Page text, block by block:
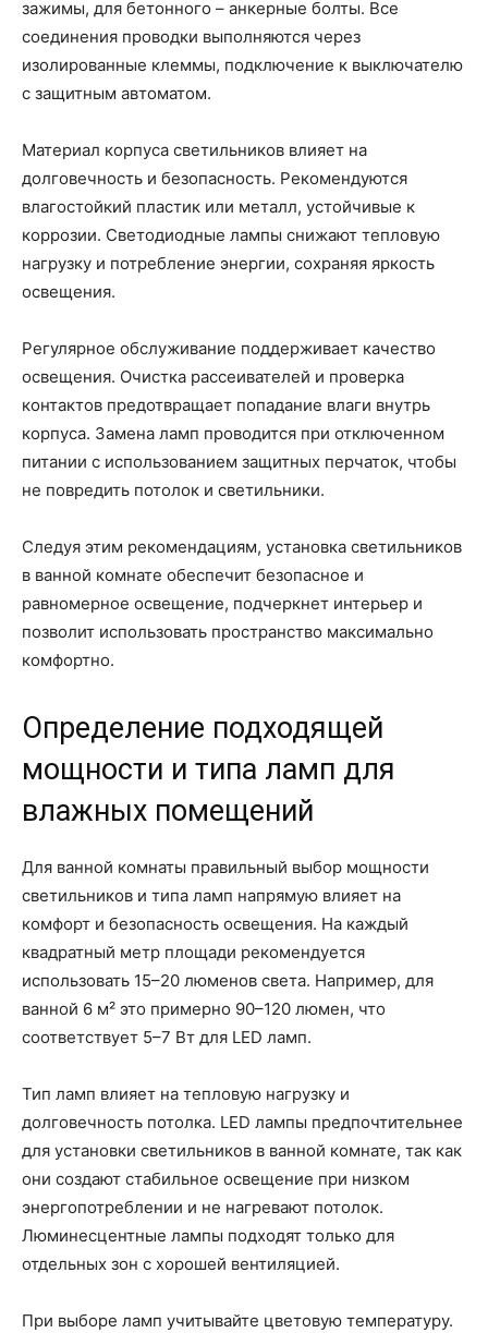
зажимы, для бетонного – анкерные болты. Все
соединения проводки выполняются через
изолированные клеммы, подключение к выключателю
с защитным автоматом.
Материал корпуса светильников влияет на
долговечность и безопасность. Рекомендуются
влагостойкий пластик или металл, устойчивые к
коррозии. Светодиодные лампы снижают тепловую
нагрузку и потребление энергии, сохраняя яркость
освещения.
Регулярное обслуживание поддерживает качество
освещения. Очистка рассеивателей и проверка
контактов предотвращает попадание влаги внутрь
корпуса. Замена ламп проводится при отключенном
питании с использованием защитных перчаток, чтобы
не повредить потолок и светильники.
Следуя этим рекомендациям, установка светильников
в ванной комнате обеспечит безопасное и
равномерное освещение, подчеркнет интерьер и
позволит использовать пространство максимально
комфортно.
Определение подходящей
мощности и типа ламп для
влажных помещений
Для ванной комнаты правильный выбор мощности
светильников и типа ламп напрямую влияет на
комфорт и безопасность освещения. На каждый
квадратный метр площади рекомендуется
использовать 15–20 люменов света. Например, для
ванной 6 м² это примерно 90–120 люмен, что
соответствует 5–7 Вт для LED ламп.
Тип ламп влияет на тепловую нагрузку и
долговечность потолка. LED лампы предпочтительнее
для установки светильников в ванной комнате, так как
они создают стабильное освещение при низком
энергопотреблении и не нагревают потолок.
Люминесцентные лампы подходят только для
отдельных зон с хорошей вентиляцией.
При выборе ламп учитывайте цветовую температуру.